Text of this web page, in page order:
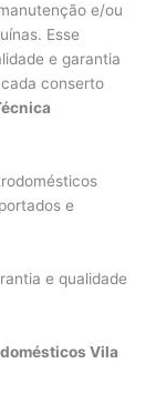
e/ou
Esse
e garantia
conserto
e
e qualidade
Vila